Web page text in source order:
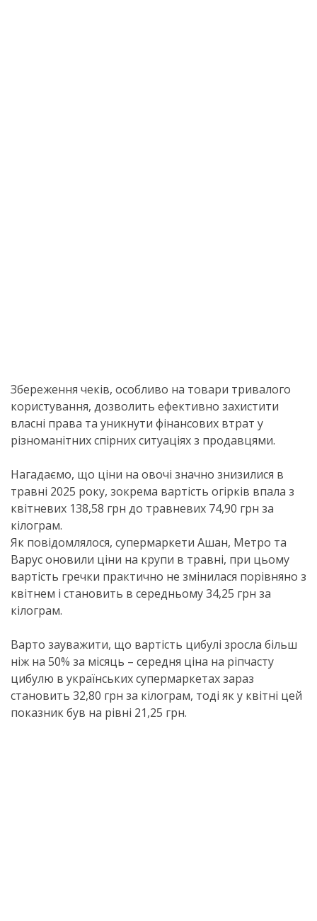
Збереження чеків, особливо на товари тривалого
користування, дозволить ефективно захистити
власні права та уникнути фінансових втрат у
різноманітних спірних ситуаціях з продавцями.
Нагадаємо, що ціни на овочі значно знизилися в
травні 2025 року, зокрема вартість огірків впала з
квітневих 138,58 грн до травневих 74,90 грн за
кілограм.
Як повідомлялося, супермаркети Ашан, Метро та
Варус оновили ціни на крупи в травні, при цьому
вартість гречки практично не змінилася порівняно з
квітнем і становить в середньому 34,25 грн за
кілограм.
Варто зауважити, що вартість цибулі зросла більш
ніж на 50% за місяць – середня ціна на ріпчасту
цибулю в українських супермаркетах зараз
становить 32,80 грн за кілограм, тоді як у квітні цей
показник був на рівні 21,25 грн.